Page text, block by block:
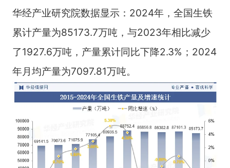
华经产业研究院数据显示：2024年，全国生铁
累计产量为85173.7万吨，与2023年相比减少
了1927.6万吨，产量累计同比下降2.3%；2024
年月均产量为7097.81万吨。